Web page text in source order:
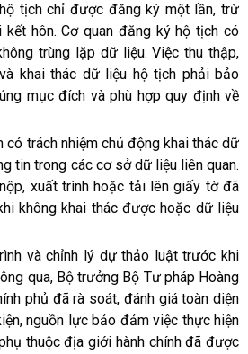
tịch chỉ được đăng ký một lần, trừ
hôn. Cơ quan đăng ký hộ tịch có
trùng lặp dữ liệu. Việc thu thập,
khai thác dữ liệu hộ tịch phải bảo
mục đích và phù hợp quy định về
có trách nhiệm chủ động khai thác dữ
tin trong các cơ sở dữ liệu liên quan.
xuất trình hoặc tải lên giấy tờ đã
không khai thác được hoặc dữ liệu
và chỉnh lý dự thảo luật trước khi
qua, Bộ trưởng Bộ Tư pháp Hoàng
phủ đã rà soát, đánh giá toàn diện
nguồn lực bảo đảm việc thực hiện
thuộc địa giới hành chính đã được